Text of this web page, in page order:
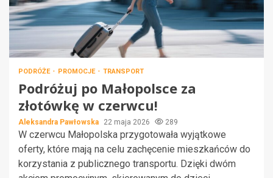
PODRÓŻE PROMOCJE TRANSPORT
Podróżuj po Małopolsce za
złotówkę w czerwcu!
Aleksandra Pawłowska 22 maja 2026 289
W czerwcu Małopolska przygotowała wyjątkowe
oferty, które mają na celu zachęcenie mieszkańców do
korzystania z publicznego transportu. Dzięki dwóm